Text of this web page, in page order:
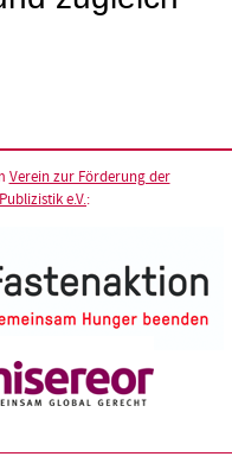
Verein zur Förderung der
e.V.: